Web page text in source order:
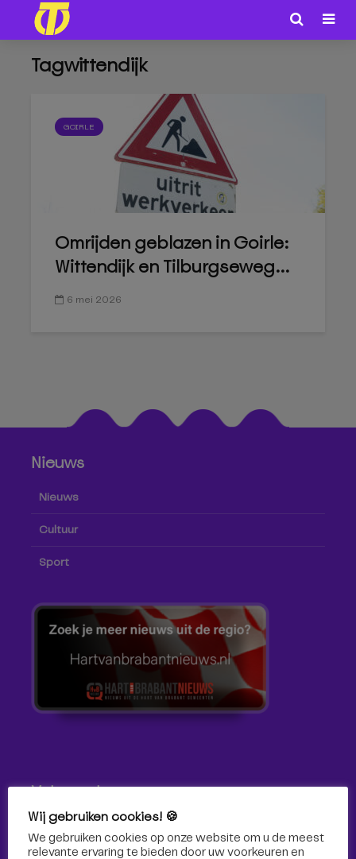
Tagwittendijk
GOIRLE
Omrijden geblazen in Goirle:
Wittendijk en Tilburgseweg...
6 mei 2026
Nieuws
Nieuws
Cultuur
Sport
Volg ons!
Volg Omroep Tilburg niet alleen hier, maar ook via social
media!
Wij gebruiken cookies! 🍪
We gebruiken cookies op onze website om u de meest
relevante ervaring te bieden door uw voorkeuren en